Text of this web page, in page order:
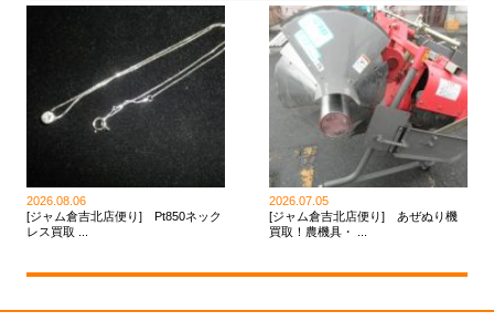
2026.08.06
[ジャム倉吉北店便り] Pt850ネック
レス買取 ...
2026.07.05
[ジャム倉吉北店便り] あぜぬり機
買取！農機具・ ...